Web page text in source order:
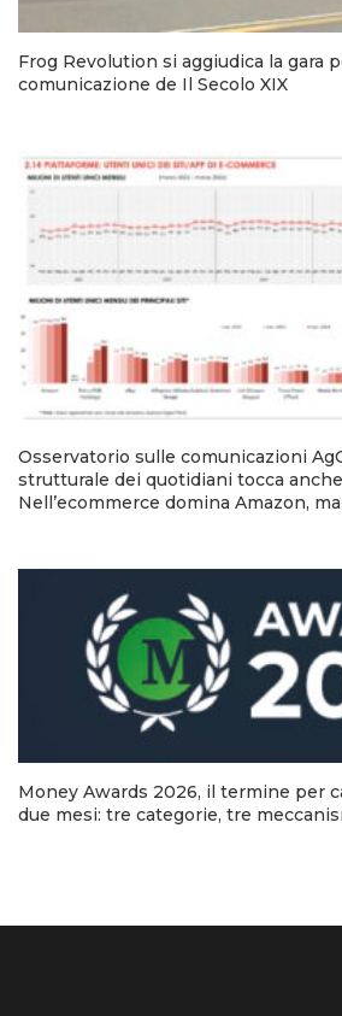
Frog Revolution si aggiudica la gara
comunicazione de Il Secolo XIX
Osservatorio sulle comunicazioni
strutturale dei quotidiani tocca
Nell’ecommerce domina Amazon,
Money Awards 2026, il termine per
due mesi: tre categorie, tre